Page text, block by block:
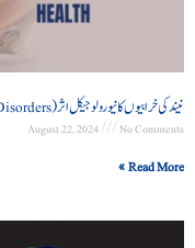
نیند کی خرابیوں کا نیورولوجیکل اثر (Neurological Impact of Sleep Disorders)
August 22, 2024 No Comments
Read More »